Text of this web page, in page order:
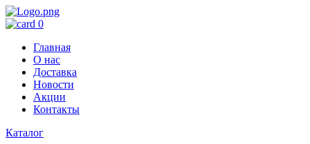
0
Главная
О нас
Доставка
Новости
Акции
Контакты
Каталог